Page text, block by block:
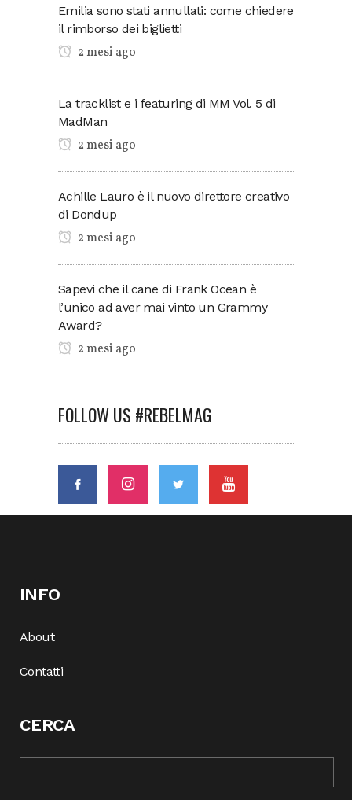
Emilia sono stati annullati: come chiedere
il rimborso dei biglietti
2 mesi ago
La tracklist e i featuring di MM Vol. 5 di
MadMan
2 mesi ago
Achille Lauro è il nuovo direttore creativo
di Dondup
2 mesi ago
Sapevi che il cane di Frank Ocean è
l’unico ad aver mai vinto un Grammy
Award?
2 mesi ago
FOLLOW US #REBELMAG
INFO
About
Contatti
CERCA